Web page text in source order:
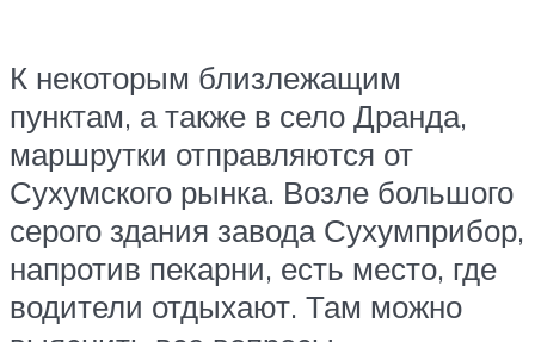
К некоторым близлежащим
пунктам, а также в село Дранда,
маршрутки отправляются от
Сухумского рынка. Возле большого
серого здания завода Сухумприбор,
напротив пекарни, есть место, где
водители отдыхают. Там можно